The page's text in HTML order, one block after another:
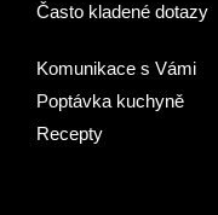
Často kladené dotazy
Komunikace s Vámi
Poptávka kuchyně
Recepty